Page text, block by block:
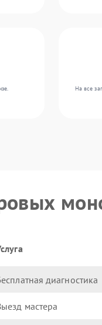
На все
диагностика
мастера